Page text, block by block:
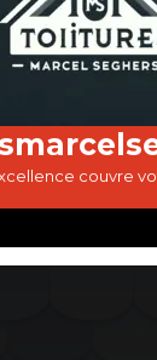
couvre